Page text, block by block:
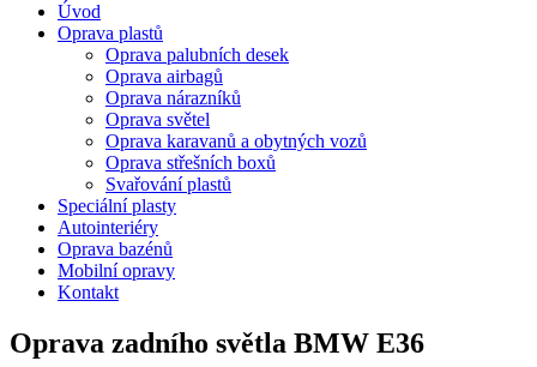
Úvod
Oprava plastů
Oprava palubních desek
Oprava airbagů
Oprava nárazníků
Oprava světel
Oprava karavanů a obytných vozů
Oprava střešních boxů
Svařování plastů
Speciální plasty
Autointeriéry
Oprava bazénů
Mobilní opravy
Kontakt
Oprava zadního světla BMW E36